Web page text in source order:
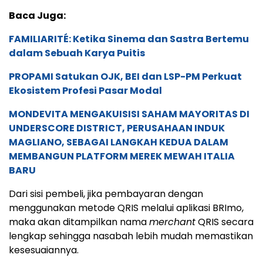
Baca Juga:
FAMILIARITÉ: Ketika Sinema dan Sastra Bertemu
dalam Sebuah Karya Puitis
PROPAMI Satukan OJK, BEI dan LSP-PM Perkuat
Ekosistem Profesi Pasar Modal
MONDEVITA MENGAKUISISI SAHAM MAYORITAS DI
UNDERSCORE DISTRICT, PERUSAHAAN INDUK
MAGLIANO, SEBAGAI LANGKAH KEDUA DALAM
MEMBANGUN PLATFORM MEREK MEWAH ITALIA
BARU
Dari sisi pembeli, jika pembayaran dengan
menggunakan metode QRIS melalui aplikasi BRImo,
maka akan ditampilkan namamerchantQRIS secara
lengkap sehingga nasabah lebih mudah memastikan
kesesuaiannya.